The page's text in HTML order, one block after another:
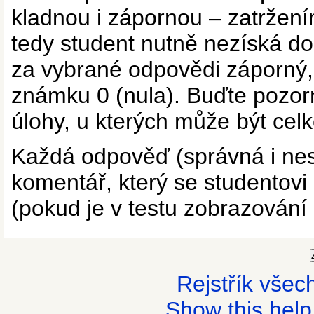
kladnou i zápornou –
tedy student nutně nezíská
za vybrané odpovědi
známku 0 (nula). Buďte
úlohy, u kterých může být
Každá odpověď (správná i
komentář, který se
(pokud je v testu
Rejstřík